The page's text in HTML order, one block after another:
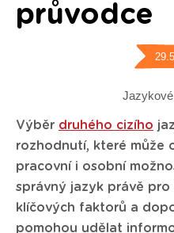
průvodce
Výběr druhého cizího
rozhodnutí, které může
pracovní i osobní
správný jazyk právě pro
klíčových faktorů a
pomohou udělat